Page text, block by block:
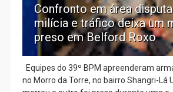
Confronto em área
milícia e tráfico deixa um
preso em Belford Roxo
Equipes do 39º BPM apreenderam
no Morro da Torre, no bairro Shangri-Lá